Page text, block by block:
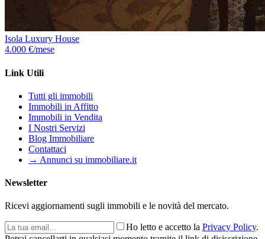
Isola Luxury House
4.000 €/mese
Link Utili
Tutti gli immobili
Immobili in Affitto
Immobili in Vendita
I Nostri Servizi
Blog Immobiliare
Contattaci
→ Annunci su immobiliare.it
Newsletter
Ricevi aggiornamenti sugli immobili e le novità del mercato.
Ho letto e accetto la Privacy Policy.